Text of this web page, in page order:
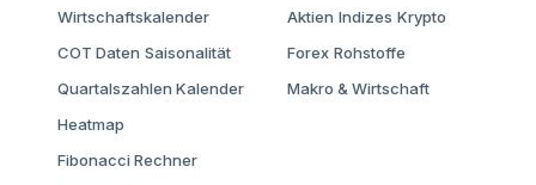
Wirtschaftskalender
COT Daten Saisonalität
Quartalszahlen Kalender
Heatmap
Fibonacci Rechner
Aktien Indizes Krypto
Forex Rohstoffe
Makro & Wirtschaft